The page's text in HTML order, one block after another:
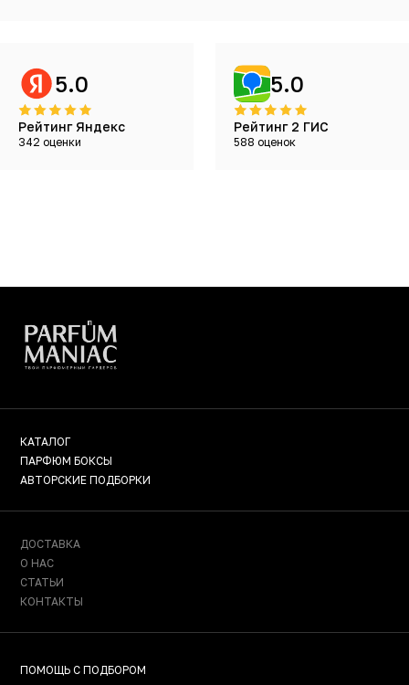
5.0
Рейтинг Яндекс
342 оценки
5.0
Рейтинг 2 ГИС
588 оценок
КАТАЛОГ
ПАРФЮМ БОКСЫ
АВТОРСКИЕ ПОДБОРКИ
ДОСТАВКА
О НАС
СТАТЬИ
КОНТАКТЫ
ПОМОЩЬ С ПОДБОРОМ